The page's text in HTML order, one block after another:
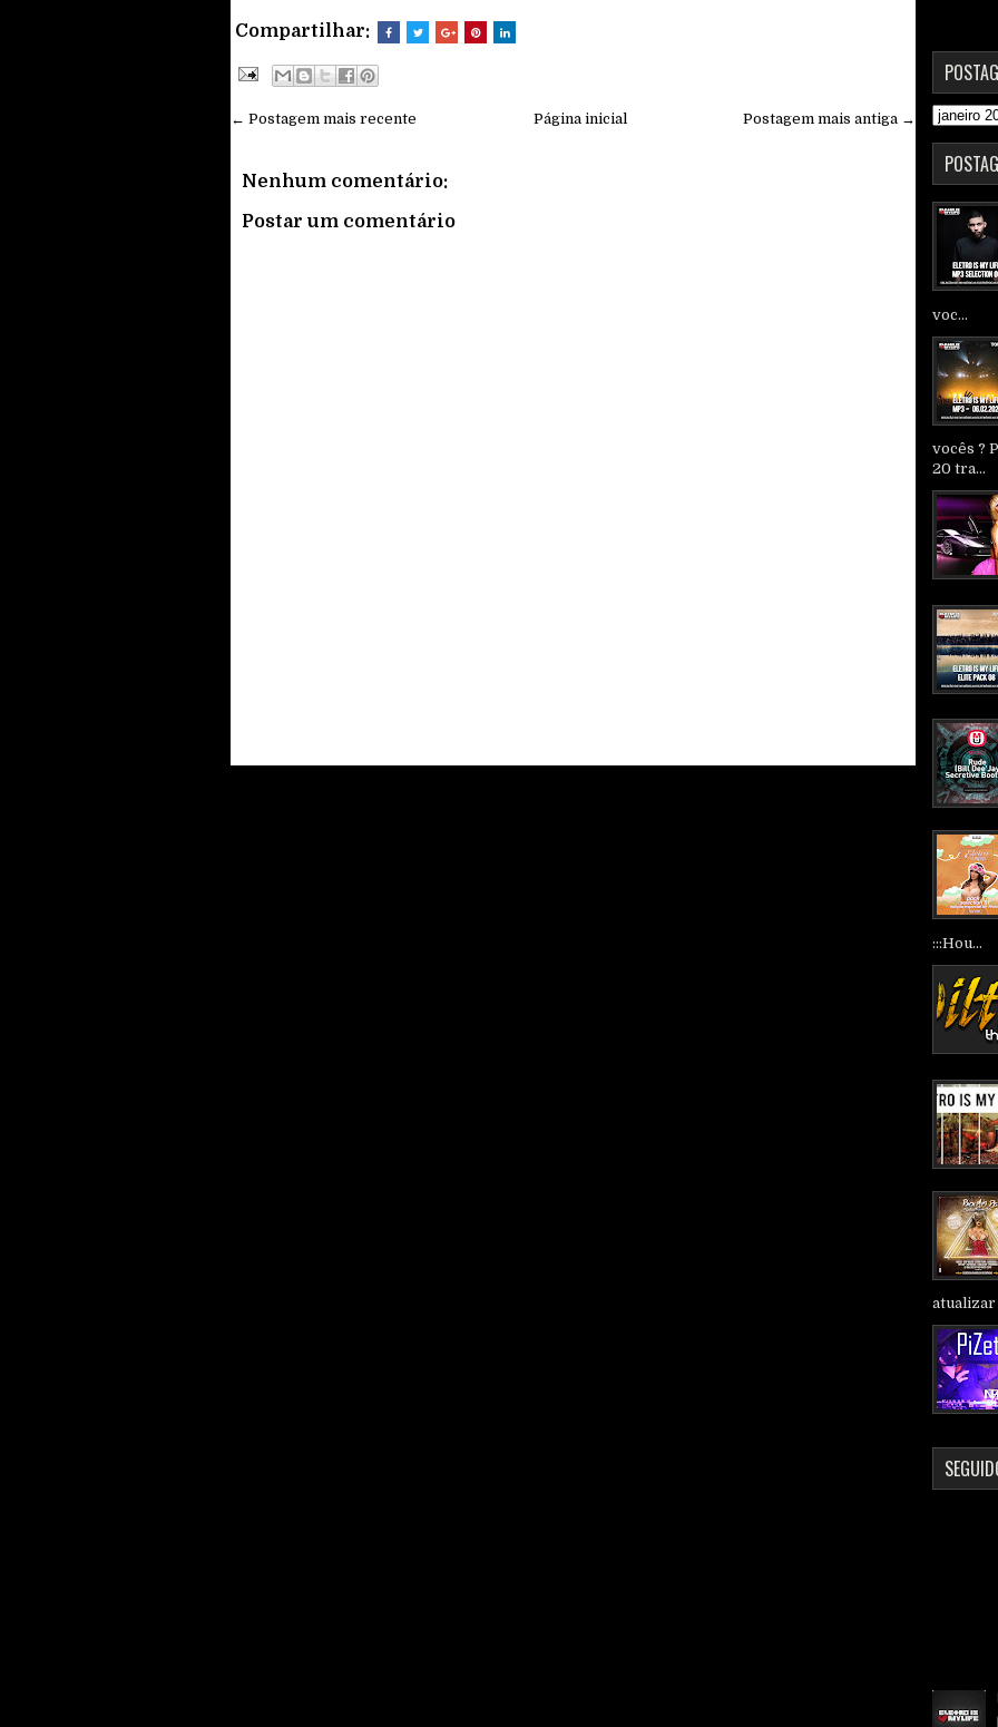
Compartilhar:
← Postagem mais recente Postagem mais antiga →
Página inicial
Nenhum comentário:
Postar um comentário
voc...
vocês ?
20 tra...
:::Hou...
atualizar